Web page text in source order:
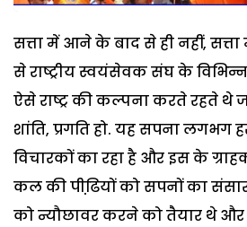
सत्ता में आने के बाद से ही नहीं,
से राष्ट्रीय स्वयंसेवक संघ के
ऐसे राष्ट्र की कल्पना करते रहते
शांति, प्रगति हो. यह सपना लगभग
विचारकों का रहा है और इस के
कल की पीढि़यों को सपनों का
को न्यौछावर करने को तैयार थे